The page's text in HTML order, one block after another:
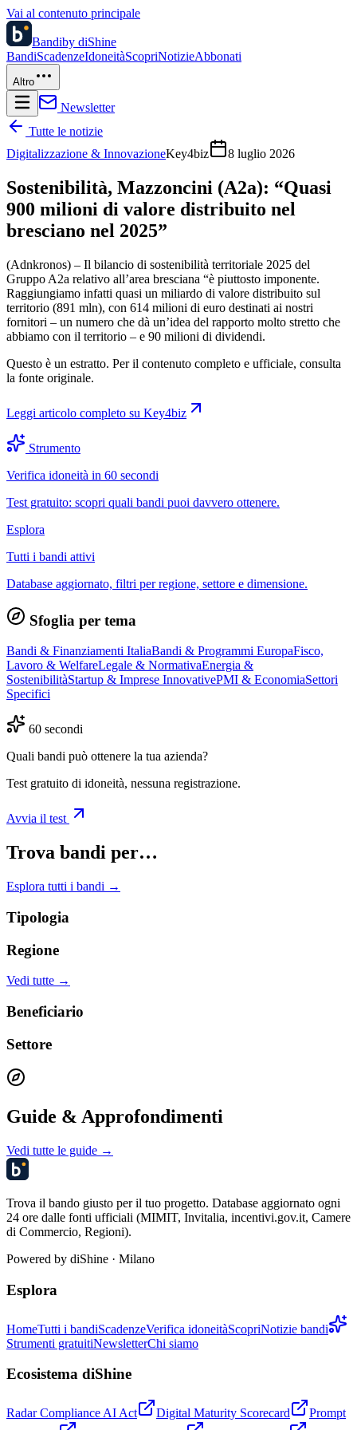
Vai al contenuto principale
Bandiby diShine
BandiScadenzeIdoneitàScopriNotizieAbbonati
Altro
Newsletter
Tutte le notizie
Digitalizzazione & InnovazioneKey4biz 8 luglio 2026
Sostenibilità, Mazzoncini (A2a): “Quasi
900 milioni di valore distribuito nel
bresciano nel 2025”
(Adnkronos) – Il bilancio di sostenibilità territoriale 2025 del
Gruppo A2a relativo all’area bresciana “è piuttosto imponente.
Raggiungiamo infatti quasi un miliardo di valore distribuito sul
territorio (891 mln), con 614 milioni di euro destinati ai nostri
fornitori – un numero che dà un’idea del rapporto molto stretto che
abbiamo con il territorio – e 90 milioni di dividendi.
Questo è un estratto. Per il contenuto completo e ufficiale, consulta
la fonte originale.
Leggi articolo completo su Key4biz
Strumento
Verifica idoneità in 60 secondi
Test gratuito: scopri quali bandi puoi davvero ottenere.
Esplora
Tutti i bandi attivi
Database aggiornato, filtri per regione, settore e dimensione.
Sfoglia per tema
Bandi & Finanziamenti ItaliaBandi & Programmi EuropaFisco,
Lavoro & WelfareLegale & NormativaEnergia &
SostenibilitàStartup & Imprese InnovativePMI & EconomiaSettori
Specifici
60 secondi
Quali bandi può ottenere la tua azienda?
Test gratuito di idoneità, nessuna registrazione.
Avvia il test
Trova bandi per…
Esplora tutti i bandi →
Tipologia
Regione
Vedi tutte →
Beneficiario
Settore
Guide & Approfondimenti
Vedi tutte le guide →
Trova il bando giusto per il tuo progetto. Database aggiornato ogni
24 ore dalle fonti ufficiali (MIMIT, Invitalia, incentivi.gov.it, Camere
di Commercio, Regioni).
Powered by diShine · Milano
Esplora
HomeTutti i bandiScadenzeVerifica idoneitàScopriNotizie bandi
Strumenti gratuitiNewsletterChi siamo
Ecosistema diShine
Radar Compliance AI Act Digital Maturity Scorecard
Prompt